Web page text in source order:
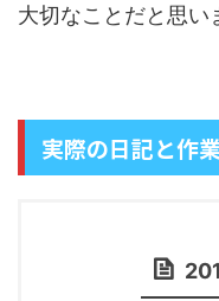
大切なことだと思い
実際の日記と作